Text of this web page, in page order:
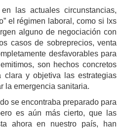
las actuales circunstancias,
el régimen laboral, como si lxs
alguno de negociación con
casos de sobreprecios, venta
desfavorables para
son hechos concretos
clara y objetiva las estrategias
la emergencia sanitaria.
se encontraba preparado para
es aún más cierto, que las
ahora en nuestro país, han